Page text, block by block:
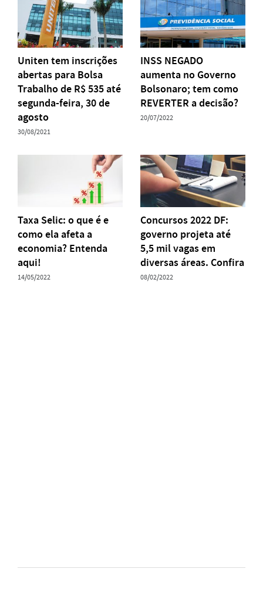
Uniten tem inscrições
abertas para Bolsa
Trabalho de R$ 535 até
segunda-feira, 30 de
agosto
30/08/2021
INSS NEGADO
aumenta no Governo
Bolsonaro; tem como
REVERTER a decisão?
20/07/2022
Taxa Selic: o que é e
como ela afeta a
economia? Entenda
aqui!
14/05/2022
Concursos 2022 DF:
governo projeta até
5,5 mil vagas em
diversas áreas. Confira
08/02/2022